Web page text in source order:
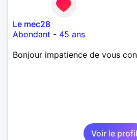
Le mec28
Abondant - 45 ans
Bonjour impatience de vous
Voir le profil